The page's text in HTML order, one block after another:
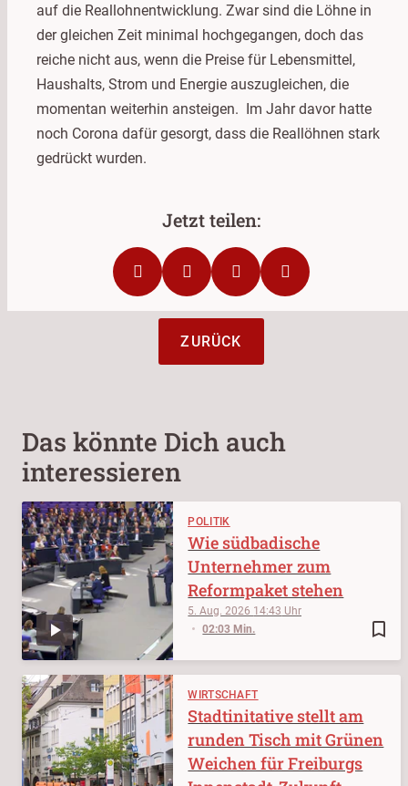
auf die Reallohnentwicklung. Zwar sind die Löhne in
der gleichen Zeit minimal hochgegangen, doch das
reiche nicht aus, wenn die Preise für Lebensmittel,
Haushalts, Strom und Energie auszugleichen, die
momentan weiterhin ansteigen. Im Jahr davor hatte
noch Corona dafür gesorgt, dass die Reallöhnen stark
gedrückt wurden.
ZURÜCK
Das könnte Dich auch
interessieren
POLITIK
bookmark_border
5. Aug. 2026 14:43
02:03 Min.
Wie südbadische
Unternehmer zum
Reformpaket stehen
WIRTSCHAFT
Stadtinitative stellt am
runden Tisch mit Grünen
Weichen für Freiburgs